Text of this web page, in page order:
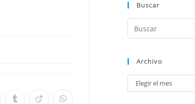
Buscar
Archivo
Elegir el mes